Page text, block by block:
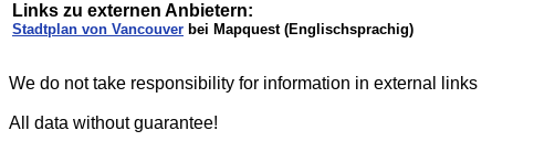
Links zu externen Anbietern:
Stadtplan von Vancouver bei Mapquest (Englischsprachig)
We do not take responsibility for information in external links
All data without guarantee!